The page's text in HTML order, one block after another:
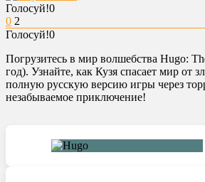
Голосуй!0
0 2
Голосуй!0
Погрузитесь в мир волшебства Hugo:
год). Узнайте, как Кузя спасает мир от
полную русскую версию игры через
незабываемое приключение!